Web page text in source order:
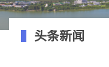
头条新闻